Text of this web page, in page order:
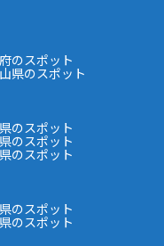
のスポット
県のスポット
のスポット
のスポット
のスポット
のスポット
のスポット